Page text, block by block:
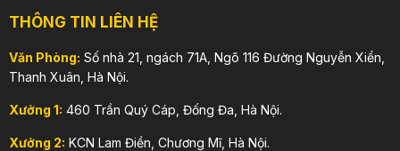
THÔNG TIN LIÊN HỆ
Văn Phòng: Số nhà 21, ngách 71A, Ngõ 116 Đường Nguyễn Xiển,
Thanh Xuân, Hà Nội.
Xưởng 1: 460 Trần Quý Cáp, Đống Đa, Hà Nội.
Xưởng 2: KCN Lam Điền, Chương Mĩ, Hà Nội.